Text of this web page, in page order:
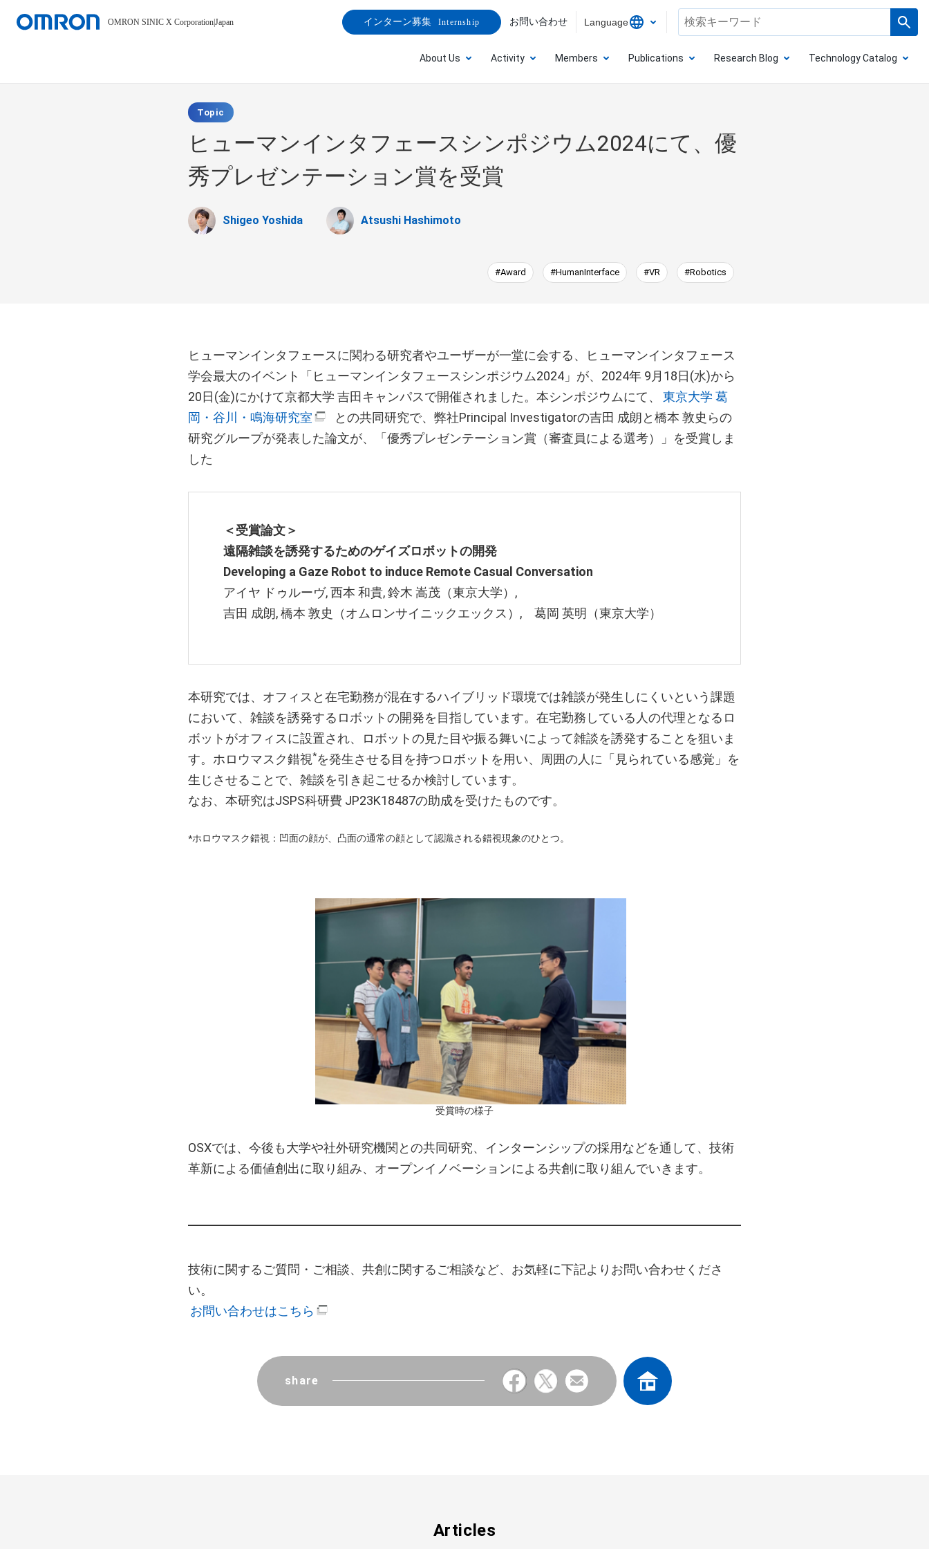
OMRON SINIC X Corporation|Japan Language
About Us Activity Members Publications Research Blog Technology Catalog
インターン募集 Internship お問い合わせ
Topic
ヒューマンインタフェースシンポジウム2024にて、優
秀プレゼンテーション賞を受賞
Shigeo Yoshida Atsushi Hashimoto
#Award #HumanInterface #VR #Robotics
ヒューマンインタフェースに関わる研究者やユーザーが一堂に会する、ヒューマンインタフェース
学会最大のイベント「ヒューマンインタフェースシンポジウム2024」が、2024年 9月18日(水)から
20日(金)にかけて京都大学 吉田キャンパスで開催されました。本シンポジウムにて、
東京大学 葛
岡・谷川・鳴海研究室
との共同研究で、弊社Principal Investigatorの吉田 成朗と橋本 敦史らの
研究グループが発表した論文が、「優秀プレゼンテーション賞（審査員による選考）」を受賞しま
した
＜受賞論文＞
遠隔雑談を誘発するためのゲイズロボットの開発
Developing a Gaze Robot to induce Remote Casual Conversation
アイヤ ドゥルーヴ, 西本 和貴, 鈴木 嵩茂（東京大学）,
吉田 成朗, 橋本 敦史（オムロンサイニックエックス）, 葛岡 英明（東京大学）
本研究では、オフィスと在宅勤務が混在するハイブリッド環境では雑談が発生しにくいという課題
において、雑談を誘発するロボットの開発を目指しています。在宅勤務している人の代理となるロ
ボットがオフィスに設置され、ロボットの見た目や振る舞いによって雑談を誘発することを狙いま
す。ホロウマスク錯視*を発生させる目を持つロボットを用い、周囲の人に「見られている感覚」を
生じさせることで、雑談を引き起こせるか検討しています。
なお、本研究はJSPS科研費 JP23K18487の助成を受けたものです。
*ホロウマスク錯視：凹面の顔が、凸面の通常の顔として認識される錯視現象のひとつ。
受賞時の様子
OSXでは、今後も大学や社外研究機関との共同研究、インターンシップの採用などを通して、技術
革新による価値創出に取り組み、オープンイノベーションによる共創に取り組んでいきます。
技術に関するご質問・ご相談、共創に関するご相談など、お気軽に下記よりお問い合わせくださ
い。
お問い合わせはこちら
share
Articles